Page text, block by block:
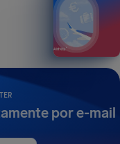
por e-mail